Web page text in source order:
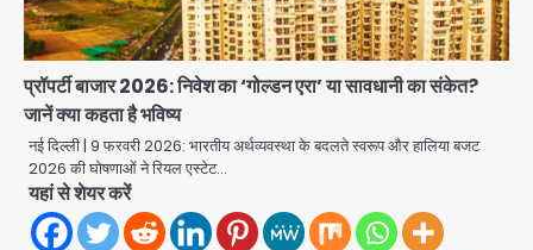
प्रॉपर्टी बाजार 2026: निवेश का ‘गोल्डन एरा’ या सावधानी का संकेत?
जानें क्या कहता है भविष्य
नई दिल्ली | 9 फरवरी 2026: भारतीय अर्थव्यवस्था के बदलते स्वरूप और हालिया बजट
2026 की घोषणाओं ने रियल एस्टेट…
यहां से शेयर करें
2
Minor daughter abuse case in
Noida: 7 साल की मासूम बेटी के साथ
अश्लील हरकत करने वाले पिता को मां ने रंगेहाथ